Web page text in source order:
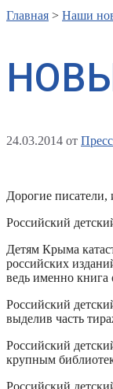
Главная > Наши
24.03.2014 от
Дорогие писатели,
Российский
Детям Крыма
российских
ведь именно книга
Российский
выделив часть
Российский
крупным
Российский